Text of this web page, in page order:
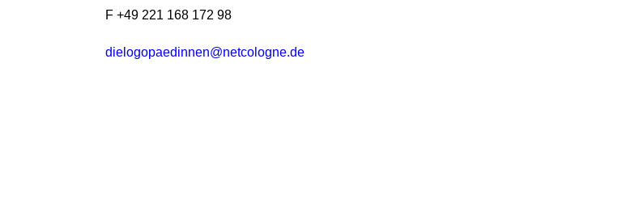
F +49 221 168 172 98
dielogopaedinnen@netcologne.de